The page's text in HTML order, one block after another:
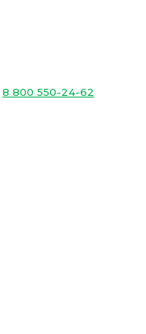
8 800 550-24-62